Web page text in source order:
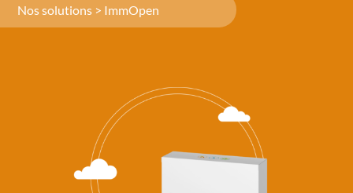
Nos solutions > ImmOpen